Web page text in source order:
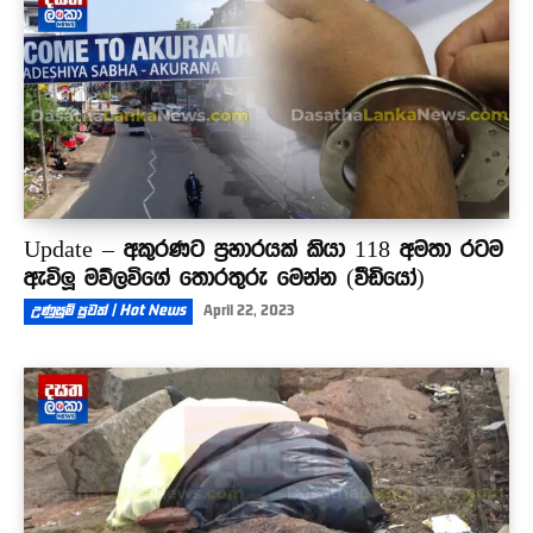
Update – අකුරණට ප්‍රහාරයක් කියා 118 අමතා රටම
ඇවිලූ මව්ලවිගේ තොරතුරු මෙන්න (වීඩියෝ)
උණුසුම් පුවත් | Hot News April 22, 2023